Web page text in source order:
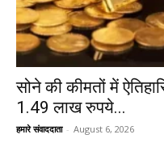
सोने की कीमतों में
1.49 लाख रुपये...
हमारे संवाददाता - August 6, 2026